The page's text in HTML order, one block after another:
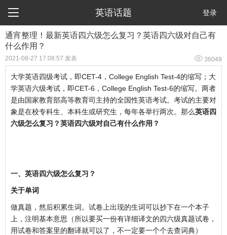
 英语话题 登录
通宵整理！最新英语四六级怎么复习？英语四六级对自己有
什么作用？
2021-08-27 17:08:57 发表  36049
大学英语四级考试，即CET-4，College English Test-4的缩写；大
学英语六级考试，即CET-6，College English Test-6的缩写。两者
是由国家教育部高等教育司主持的全国性英语考试。考试的主要对
象是在校专科生、本科生或研究生，每年各举行两次。那么英语四
六级怎么复习？英语四六级对自己有什么作用？
一、 英语四六级怎么复习？
关于单词
做真题，然后积累生词。试卷上出现的生词可以抄下在一个本子
上，注明基本意思（所以要买一份有详细译文的四六级真题试卷，
用试卷和答案里的翻译就可以了，不一定要一个个去查词典）